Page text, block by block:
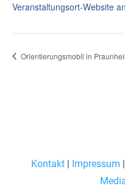
Veranstaltungsort-Website
Orientierungsmobil in
Kontakt| Impressum |